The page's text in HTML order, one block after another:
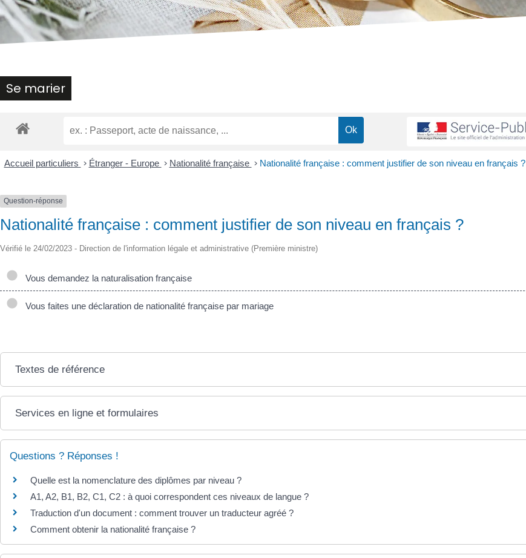
qui
utilisent
un
Appuyez
sur
pour
un
Se marier
Accueil particuliers > Étranger - Europe > Nationalité française > Nationalité française : comment justifier de son niveau en français ?
Question-réponse
Nationalité française : comment justifier de son niveau en français ?
Vérifié le 24/02/2023 - Direction de l'information légale et administrative (Première ministre)
Vous demandez la naturalisation française
Vous faites une déclaration de nationalité française par mariage
Textes de référence
Services en ligne et formulaires
Questions ? Réponses !
Quelle est la nomenclature des diplômes par niveau ?
A1, A2, B1, B2, C1, C2 : à quoi correspondent ces niveaux de langue ?
Traduction d'un document : comment trouver un traducteur agréé ?
Comment obtenir la nationalité française ?